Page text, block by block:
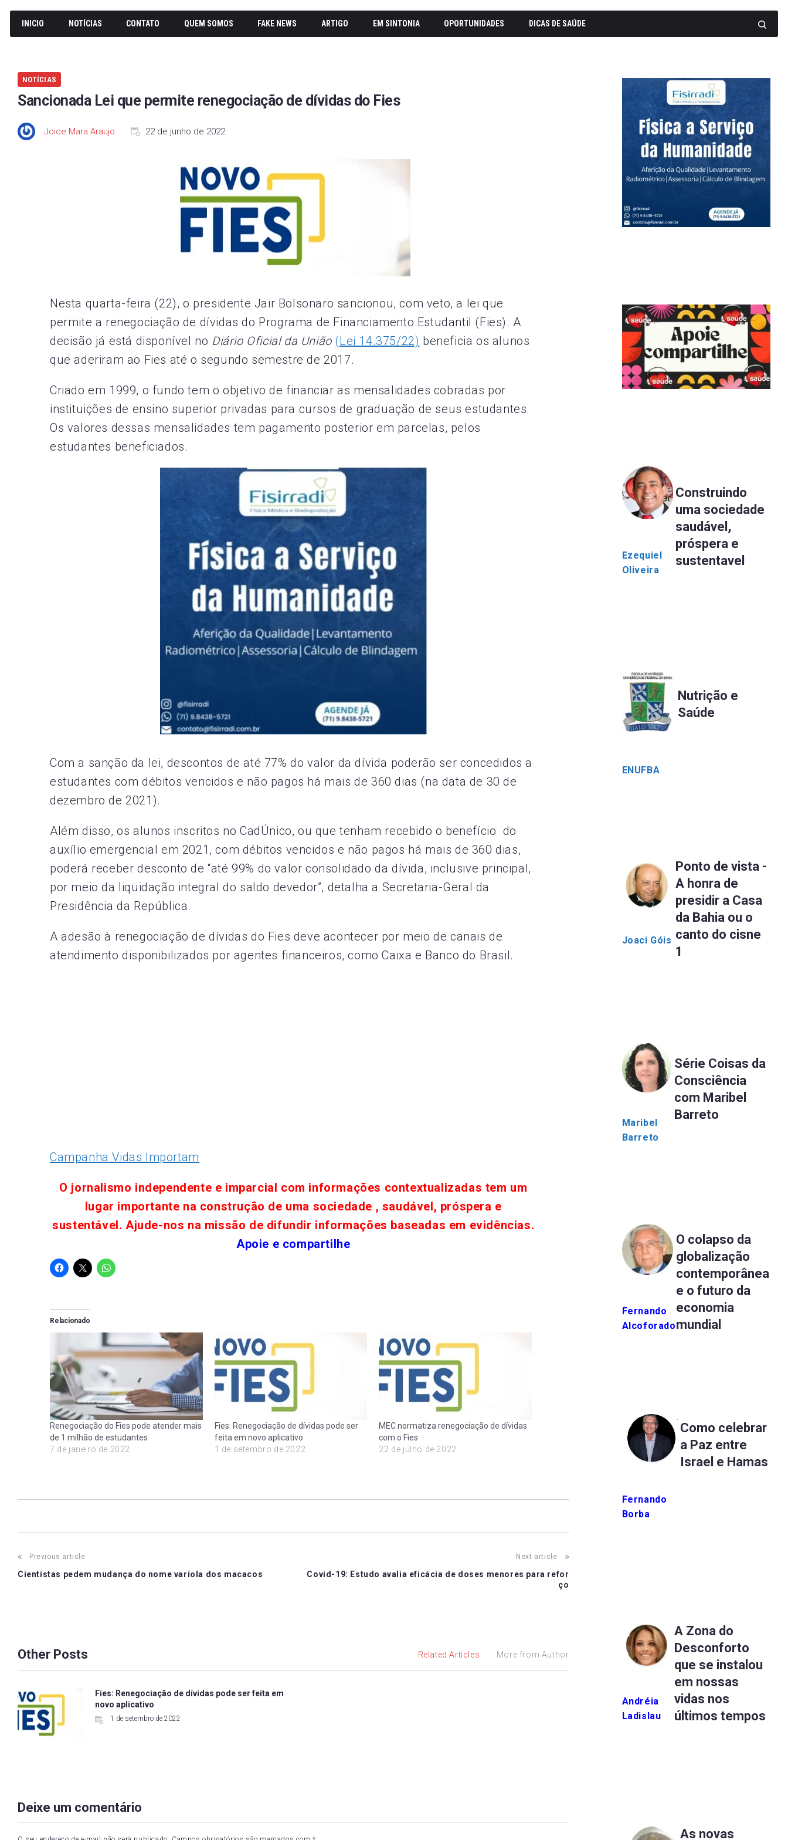
INICIO NOTÍCIAS CONTATO QUEM SOMOS FAKE NEWS ARTIGO EM SINTONIA OPORTUNIDADES DICAS DE SAÚDE
NOTÍCIAS
Sancionada Lei que permite renegociação de dívidas do Fies
Joice Mara Araujo 22 de junho de 2022
Nesta quarta-feira (22), o presidente Jair Bolsonaro sancionou, com veto, a lei que
permite a renegociação de dívidas do Programa de Financiamento Estudantil (Fies). A
decisão já está disponível no Diário Oficial da União (Lei 14.375/22) beneficia os alunos
que aderiram ao Fies até o segundo semestre de 2017.
Criado em 1999, o fundo tem o objetivo de financiar as mensalidades cobradas por
instituições de ensino superior privadas para cursos de graduação de seus estudantes.
Os valores dessas mensalidades tem pagamento posterior em parcelas, pelos
estudantes beneficiados.
Com a sanção da lei, descontos de até 77% do valor da dívida poderão ser concedidos a
estudantes com débitos vencidos e não pagos há mais de 360 dias (na data de 30 de
dezembro de 2021).
Além disso, os alunos inscritos no CadÚnico, ou que tenham recebido o benefício do
auxílio emergencial em 2021, com débitos vencidos e não pagos há mais de 360 dias,
poderá receber desconto de “até 99% do valor consolidado da dívida, inclusive principal,
por meio da liquidação integral do saldo devedor”, detalha a Secretaria-Geral da
Presidência da República.
A adesão à renegociação de dívidas do Fies deve acontecer por meio de canais de
atendimento disponibilizados por agentes financeiros, como Caixa e Banco do Brasil.
Campanha Vidas Importam
O jornalismo independente e imparcial com informações contextualizadas tem um
lugar importante na construção de uma sociedade , saudável, próspera e
sustentável. Ajude-nos na missão de difundir informações baseadas em evidências.
Apoie e compartilhe
Relacionado
Renegociação do Fies pode atender mais
de 1 milhão de estudantes
7 de janeiro de 2022
Fies: Renegociação de dívidas pode ser
feita em novo aplicativo
1 de setembro de 2022
MEC normatiza renegociação de dívidas
com o Fies
22 de julho de 2022
Post
navigation
Previous article
Cientistas pedem mudança do nome varíola dos macacos
Next article
Covid-19: Estudo avalia eficácia de doses menores para refor
ço
Other Posts Related Articles More from Author
Fies: Renegociação de dívidas pode ser feita em
novo aplicativo
1 de setembro de 2022
Deixe um comentário
Ezequiel
Oliveira
Construindo
uma sociedade
saudável,
próspera e
sustentavel
ENUFBA
Nutrição e
Saúde
Joaci Góis
Ponto de vista -
A honra de
presidir a Casa
da Bahia ou o
canto do cisne
1
Maribel
Barreto
Série Coisas da
Consciência
com Maribel
Barreto
Fernando
Alcoforado
O colapso da
globalização
contemporânea
e o futuro da
economia
mundial
Fernando
Borba
Como celebrar
a Paz entre
Israel e Hamas
Andréia
Ladislau
A Zona do
Desconforto
que se instalou
em nossas
vidas nos
últimos tempos
As novas